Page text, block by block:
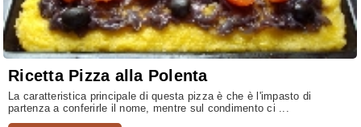
Ricetta Pizza alla Polenta
La caratteristica principale di questa pizza è che è l'impasto di
partenza a conferirle il nome, mentre sul condimento ci ...